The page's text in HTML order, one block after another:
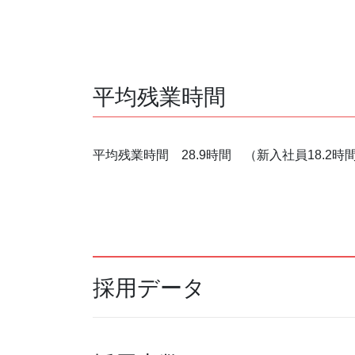
平均残業時間
平均残業時間 28.9時間 （新入社員18.2時
採用データ